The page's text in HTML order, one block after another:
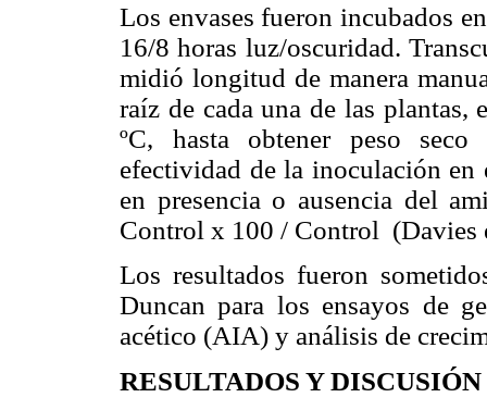
Los envases fueron incubados
16/8 horas luz/oscuridad.
midió longitud de manera
raíz de cada una de las plantas,
ºC, hasta obtener peso
efectividad de la inoculación en
en presencia o ausencia del
Control x 100 / Control (Davies
Los resultados fueron
Duncan para los ensayos de
acético (AIA) y análisis de
RESULTADOS Y DISCUSIÓN